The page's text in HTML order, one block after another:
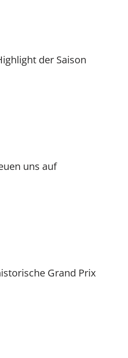
der Saison
uns auf
Grand Prix